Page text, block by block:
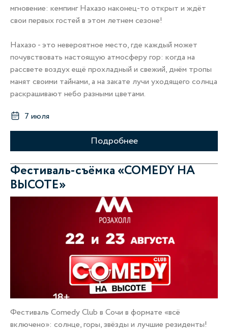
мгновение: кемпинг Нахазо наконец-то открыт и ждёт
свои первых гостей в этом летнем сезоне!
Нахазо - это невероятное место, где каждый может
почувствовать настоящую атмосферу гор: когда на
рассвете воздух ещё прохладный и свежий, днём тропы
манят своими тайнами, а на закате лучи уходящего солнца
раскрашивают небо разными цветами.
7 июля
Подробнее
Фестиваль-съёмка «COMEDY НА
ВЫСОТЕ»
Фестиваль Comedy Club в Сочи в формате «всё
включено»: солнце, горы, звёзды и лучшие резиденты!